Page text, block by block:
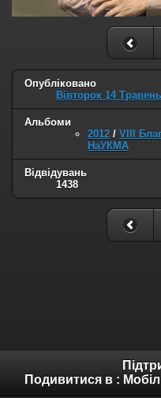
Опубліковано
Вівторок 14
Альбоми
2012 / VIII
НаУКМА
Відвідувань
1438
Подивитися в :